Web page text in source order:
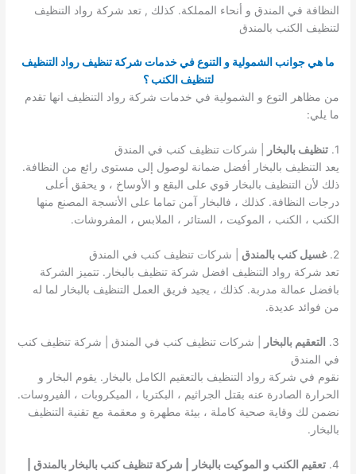
النظافة في المندق و أنحاء المملكة. كذلك , تعد شركة رواد التنظيف
لتنظيف الكنب بالمندق
ما هي جوانب الشمولية و التنوع في خدمات شركة تنظيف رواد التنظيف
لتنظيف الكنب ؟
من مظاهر التوع و الشمولية في خدمات شركة رواد التنظيف انها تقدم
ما يلي:
1. تنظيف بالبخار
| شركات تنظيف كنب في المندق
يعد التنظيف بالبخار أفضل ضمانة لوصول إلى مستوى رائع من النظافة.
ذلك لأن التنظيف بالبخار قوي على البقع و الأوساخ ، و يحقق أعلى
درجات النظافة. كذلك ، فالبخار آمن تماما على الأنسجة المصنع منها
الكنب ، الكنب ، الموكيت ، الستائر ، الملابس ، المفروشات.
2. غسيل كنب بالمندق | شركات تنظيف كنب في المندق
تعد شركة رواد التنظيف افضل شركة تنظيف بالبخار. تتميز الشركة
بافضل عمالة مدربة. كذلك ، يجيد فريق العمل التنظيف بالبخار لما له
من فوائد عديدة.
3. التعقيم بالبخار
| شركات تنظيف كنب في المندق | شركة تنظيف كنب
في المندق
نقوم في شركة رواد التنظيف بالتعقيم الكامل بالبخار. يقوم البخار و
الحرارة الصادرة عنه بقتل الجراثيم ، البكتريا ، الميكروبات ، الفيروسات.
نضمن لك وقاية صحية كاملة ، بيئة مطهرة و معقمة مع تقنية التنظيف
بالبخار.
4. تعقيم الكنب و الموكيت بالبخار
| شركة تنظيف كنب بالبخار بالمندق |